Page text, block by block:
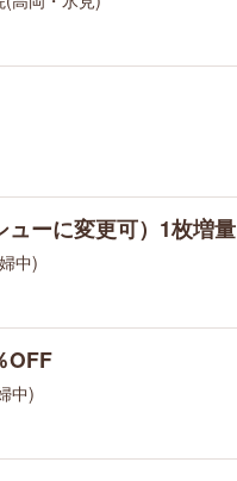
ーに変更可）1枚増量
中)
OFF
中)